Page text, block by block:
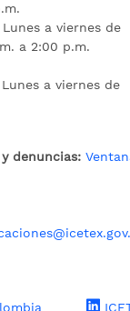
a viernes de
a 2:00 p.m.
a viernes de
denuncias: